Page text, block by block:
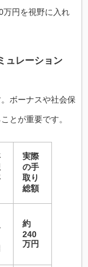
万円を視野に入れ
ュレーション
ボーナスや社会保
とが重要です。
実際
の手
取り
総額
約
240
万円